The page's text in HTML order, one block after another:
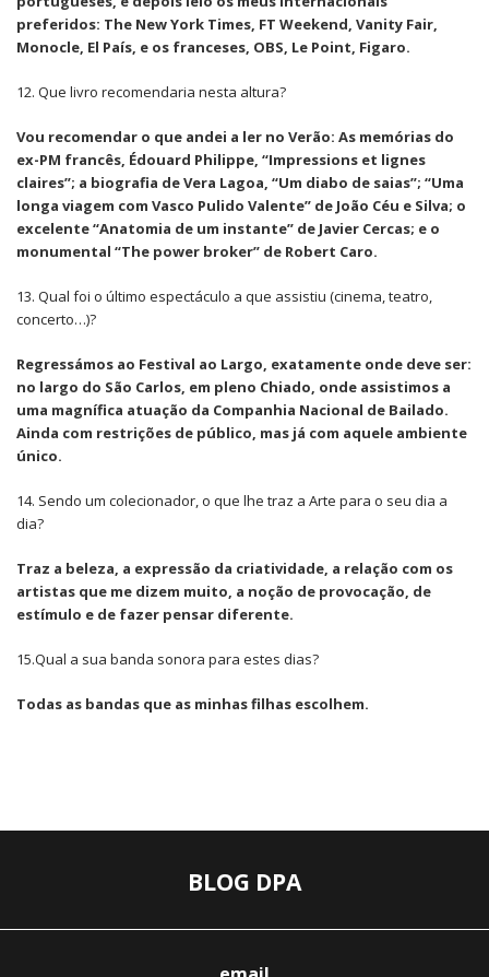
preferidos: The New York Times, FT Weekend, Vanity Fair,
Monocle, El País, e os franceses, OBS, Le Point, Figaro.
12. Que livro recomendaria nesta altura?
Vou recomendar o que andei a ler no Verão: As memórias do
ex-PM francês, Édouard Philippe, “Impressions et lignes
claires”; a biografia de Vera Lagoa, “Um diabo de saias”; “Uma
longa viagem com Vasco Pulido Valente” de João Céu e Silva; o
excelente “Anatomia de um instante” de Javier Cercas; e o
monumental “The power broker” de Robert Caro.
13. Qual foi o último espectáculo a que assistiu (cinema, teatro,
concerto…)?
Regressámos ao Festival ao Largo, exatamente onde deve ser:
no largo do São Carlos, em pleno Chiado, onde assistimos a
uma magnífica atuação da Companhia Nacional de Bailado.
Ainda com restrições de público, mas já com aquele ambiente
único.
14. Sendo um colecionador, o que lhe traz a Arte para o seu dia a
dia?
Traz a beleza, a expressão da criatividade, a relação com os
artistas que me dizem muito, a noção de provocação, de
estímulo e de fazer pensar diferente.
15.Qual a sua banda sonora para estes dias?
Todas as bandas que as minhas filhas escolhem.
BLOG DPA